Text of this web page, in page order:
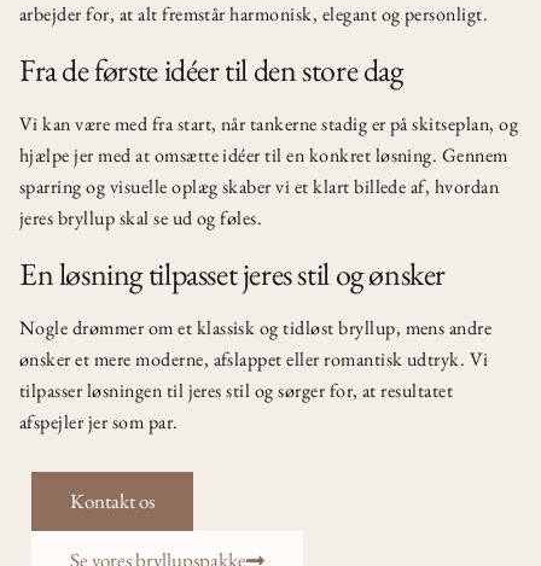
arbejder for, at alt fremstår harmonisk, elegant og personligt.
Fra de første idéer til den store dag
Vi kan være med fra start, når tankerne stadig er på skitseplan, og
hjælpe jer med at omsætte idéer til en konkret løsning. Gennem
sparring og visuelle oplæg skaber vi et klart billede af, hvordan
jeres bryllup skal se ud og føles.
En løsning tilpasset jeres stil og ønsker
Nogle drømmer om et klassisk og tidløst bryllup, mens andre
ønsker et mere moderne, afslappet eller romantisk udtryk. Vi
tilpasser løsningen til jeres stil og sørger for, at resultatet
afspejler jer som par.
Kontakt os
Se vores bryllupspakke